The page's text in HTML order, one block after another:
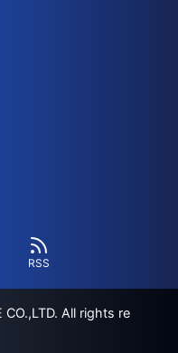
RSS
All rights re